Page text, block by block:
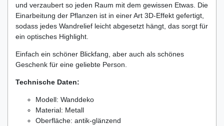
und verzaubert so jeden Raum mit dem gewissen Etwas. Die
Einarbeitung der Pflanzen ist in einer Art 3D-Effekt gefertigt,
sodass jedes Wandrelief leicht abgesetzt hängt, das sorgt für
ein optisches Highlight.
Einfach ein schöner Blickfang, aber auch als schönes
Geschenk für eine geliebte Person.
Technische Daten:
Modell: Wanddeko
Material: Metall
Oberfläche: antik-glänzend